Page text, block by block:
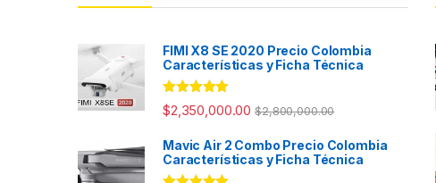
FIMI X8 SE 2020 Precio Colombia
Características y Ficha Técnica
Valorado con
5.00de 5
$2,350,000.00 $2,800,000.00
Mavic Air 2 Combo Precio Colombia
Características y Ficha Técnica